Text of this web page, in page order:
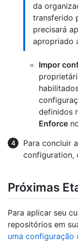
da
transferido
precisará
apropriado
Impor
definidos
Enforce
Para concluir
configuration,
Próximas
Para aplicar seu
repositórios em
uma configuração